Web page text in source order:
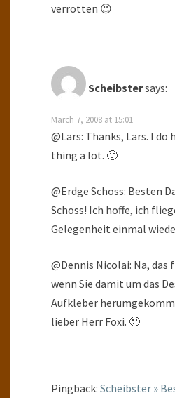
verrotten 😉
Scheibstersays:
March 7, 2008 at 15:01
@Lars: Thanks, Lars. I
thing a lot. 🙂
@Erdge Schoss: Besten
Schoss! Ich hoffe, ich
Gelegenheit einmal
@Dennis Nicolai: Na, das
wenn Sie damit um das
Aufkleber
lieber Herr Foxi. 🙂
Pingback: Scheibster »